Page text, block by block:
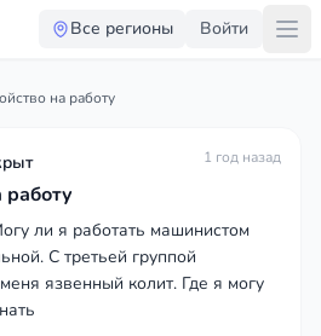
Все регионы Войти
на работу
1 год назад
работу
ли я работать машинистом
С третьей группой
язвенный колит. Где я могу